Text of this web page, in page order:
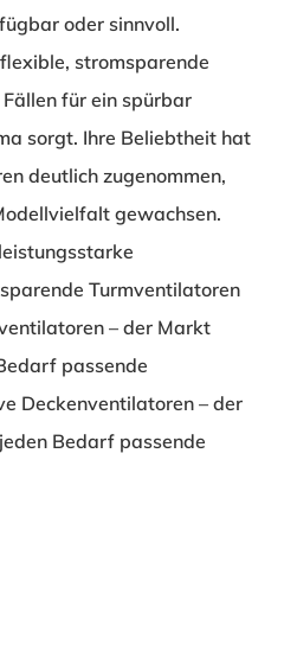
oder sinnvoll.
stromsparende
für ein spürbar
sorgt. Ihre Beliebtheit hat
deutlich zugenommen,
gewachsen.
Turmventilatoren
– der Markt
passende
Deckenventilatoren – der
Bedarf passende